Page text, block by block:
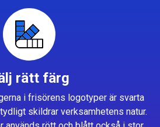
rätt färg
i frisörens logotyper är svarta
skildrar verksamhetens natur.